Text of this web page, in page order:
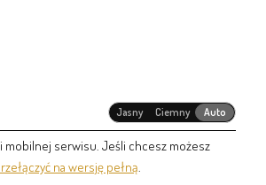
Jasny Ciemny Auto
mobilnej serwisu. Jeśli chcesz możesz
na wersję pełną